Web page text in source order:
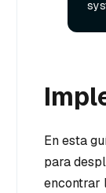
En esta
para
encontrar